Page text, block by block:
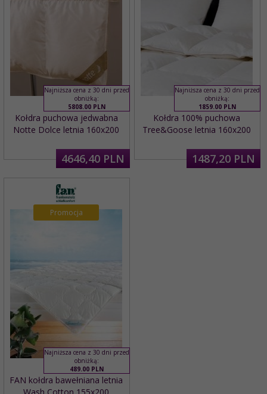
Kołdra puchowa jedwabna
Notte Dolce letnia 160x200
4646,40 PLN
Najniższa cena z 30 dni przed
obniżką:
5808.00 PLN
Kołdra 100% puchowa
Tree&Goose letnia 160x200
1487,20 PLN
Najniższa cena z 30 dni przed
obniżką:
1859.00 PLN
Promocja
FAN kołdra bawełniana letnia
Najniższa cena z 30 dni przed
obniżką:
489.00 PLN